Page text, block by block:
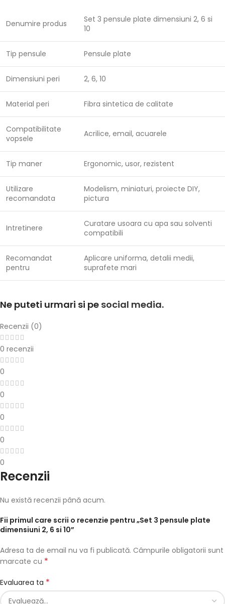
Denumire produs
Set 3 pensule plate dimensiuni 2, 6 si
10
Tip pensule Pensule plate
Dimensiuni peri 2, 6, 10
Material peri Fibra sintetica de calitate
Compatibilitate
vopsele
Acrilice, email, acuarele
Tip maner Ergonomic, usor, rezistent
Utilizare
recomandata
Modelism, miniaturi, proiecte DIY,
pictura
Intretinere
Curatare usoara cu apa sau solventi
compatibili
Recomandat
pentru
Aplicare uniforma, detalii medii,
suprafete mari
Ne puteti urmari si pe social media.
Recenzii (0)
0 recenzii
0
0
0
0
0
Recenzii
Nu există recenzii până acum.
Fii primul care scrii o recenzie pentru „Set 3 pensule plate
dimensiuni 2, 6 si 10”
Adresa ta de email nu va fi publicată. Câmpurile obligatorii sunt
marcate cu *
Evaluarea ta *